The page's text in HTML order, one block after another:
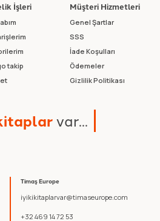
Timaş Europe
iyikikitaplarvar@timaseurope.com
+32 469 14 72 53
İşleri
takip
Müşteri Hizmetleri
Genel Şartlar
SSS
İade Koşulları
Ödemeler
Gizlilik Politikası
itaplarvar...